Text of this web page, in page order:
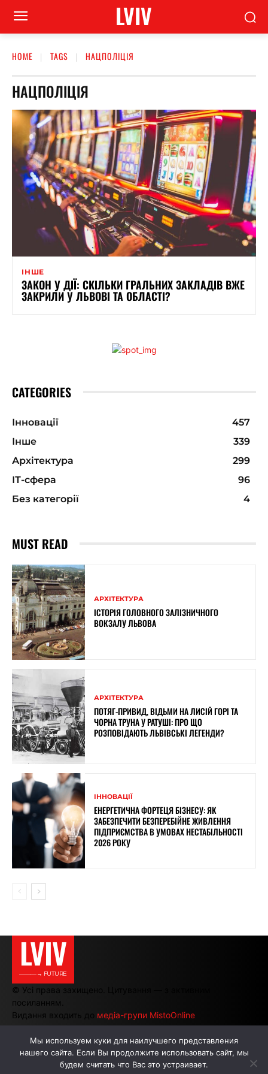
LVIV
HOME TAGS НАЦПОЛІЦІЯ
НАЦПОЛІЦІЯ
ІНШЕ
ЗАКОН У ДІЇ: СКІЛЬКИ ГРАЛЬНИХ ЗАКЛАДІВ ВЖЕ
ЗАКРИЛИ У ЛЬВОВІ ТА ОБЛАСТІ?
CATEGORIES
Інновації
457
Інше
339
Архітектура
299
ІТ-сфера
96
Без категорії
4
MUST READ
АРХІТЕКТУРА
ІСТОРІЯ ГОЛОВНОГО ЗАЛІЗНИЧНОГО
ВОКЗАЛУ ЛЬВОВА
АРХІТЕКТУРА
ПОТЯГ-ПРИВИД, ВІДЬМИ НА ЛИСІЙ ГОРІ ТА
ЧОРНА ТРУНА У РАТУШІ: ПРО ЩО
РОЗПОВІДАЮТЬ ЛЬВІВСЬКІ ЛЕГЕНДИ?
ІННОВАЦІЇ
ЕНЕРГЕТИЧНА ФОРТЕЦЯ БІЗНЕСУ: ЯК
ЗАБЕЗПЕЧИТИ БЕЗПЕРЕБІЙНЕ ЖИВЛЕННЯ
ПІДПРИЄМСТВА В УМОВАХ НЕСТАБІЛЬНОСТІ
2026 РОКУ
LVIV
———→ FUTURE
© Усі права захищено. Цитування — з активним
посиланням.
Видання входить до медіа-групи MistoOnline
АВТОРИ РЕКЛАМА НА САЙТІ
Мы используем куки для наилучшего представления
нашего сайта. Если Вы продолжите использовать сайт, мы
будем считать что Вас это устраивает.